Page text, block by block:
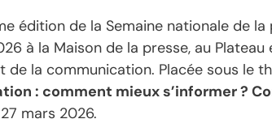
édition de la Semaine nationale de
à la Maison de la presse, au
de la communication. Placée sous le
: comment mieux s’informer ?
mars 2026.